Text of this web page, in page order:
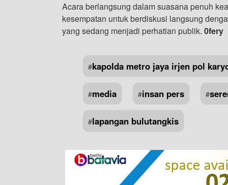
Acara berlangsung dalam suasana penuh
kesempatan untuk berdiskusi langsung
yang sedang menjadi perhatian publik. 0fery
#kapolda metro jaya irjen pol
#media #insan pers #
#lapangan bulutangkis